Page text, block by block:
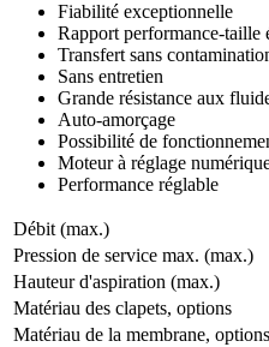
Fiabilité exceptionnelle
Rapport performance-taille
Transfert sans
Sans entretien
Grande résistance aux
Auto-amorçage
Possibilité de
Moteur à réglage
Performance réglable
Débit (max.)
Pression de service max. (max.)
Hauteur d'aspiration (max.)
Matériau des clapets, options
Matériau de la membrane, options